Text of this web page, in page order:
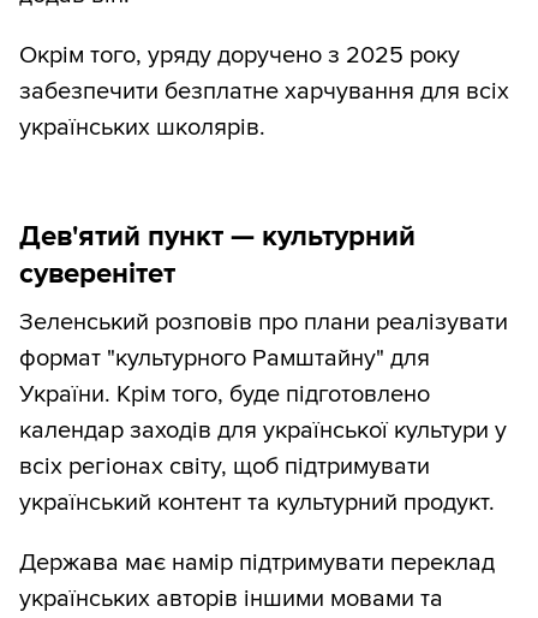
Окрім того, уряду доручено з 2025 року
забезпечити безплатне харчування для всіх
українських школярів.
Дев'ятий пункт — культурний
суверенітет
Зеленський розповів про плани реалізувати
формат "культурного Рамштайну" для
України. Крім того, буде підготовлено
календар заходів для української культури у
всіх регіонах світу, щоб підтримувати
український контент та культурний продукт.
Держава має намір підтримувати переклад
українських авторів іншими мовами та